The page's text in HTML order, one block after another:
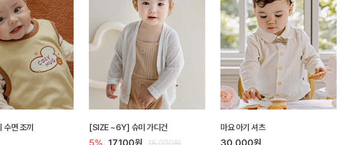
수면 조끼 [SIZE ~6Y] 슈미 가디건
5% 17,100원
마요 아기 셔츠
30,000원